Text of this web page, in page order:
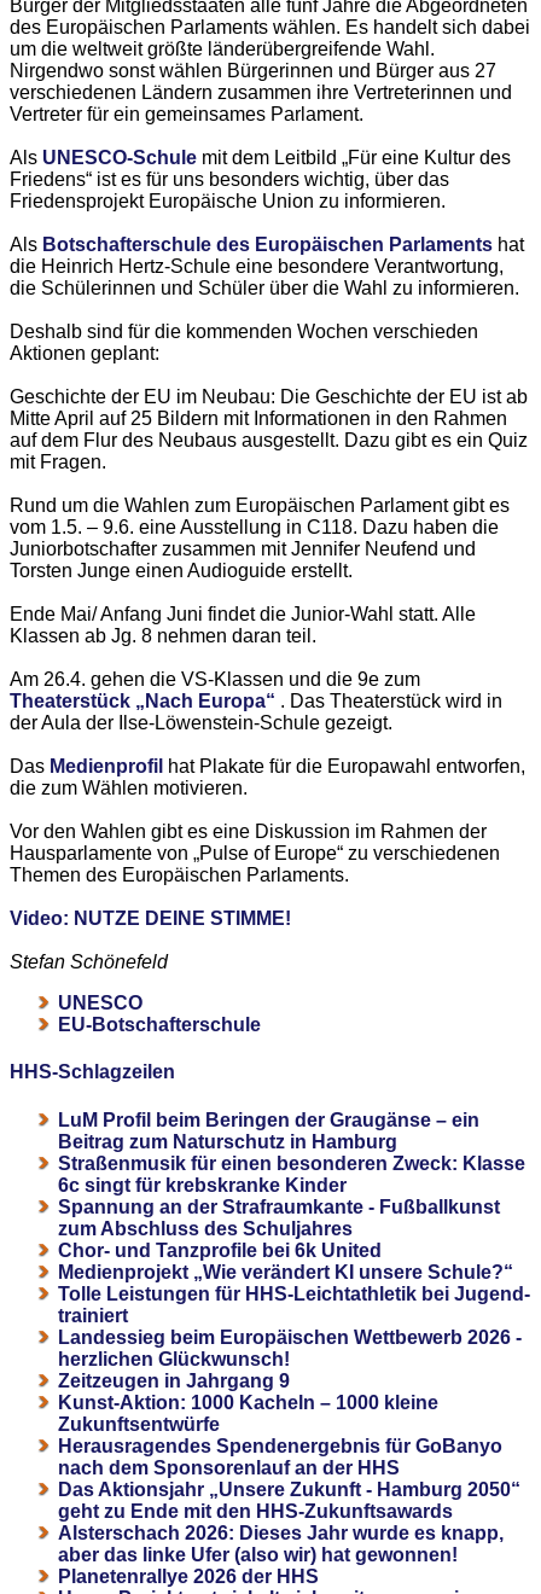
Bürger der Mitgliedsstaaten alle fünf Jahre die Abgeordneten
des Europäischen Parlaments wählen. Es handelt sich dabei
um die weltweit größte länderübergreifende Wahl.
Nirgendwo sonst wählen Bürgerinnen und Bürger aus 27
verschiedenen Ländern zusammen ihre Vertreterinnen und
Vertreter für ein gemeinsames Parlament.
Als UNESCO-Schule mit dem Leitbild „Für eine Kultur des
Friedens“ ist es für uns besonders wichtig, über das
Friedensprojekt Europäische Union zu informieren.
Als Botschafterschule des Europäischen Parlaments hat
die Heinrich Hertz-Schule eine besondere Verantwortung,
die Schülerinnen und Schüler über die Wahl zu informieren.
Deshalb sind für die kommenden Wochen verschieden
Aktionen geplant:
Geschichte der EU im Neubau: Die Geschichte der EU ist ab
Mitte April auf 25 Bildern mit Informationen in den Rahmen
auf dem Flur des Neubaus ausgestellt. Dazu gibt es ein Quiz
mit Fragen.
Rund um die Wahlen zum Europäischen Parlament gibt es
vom 1.5. – 9.6. eine Ausstellung in C118. Dazu haben die
Juniorbotschafter zusammen mit Jennifer Neufend und
Torsten Junge einen Audioguide erstellt.
Ende Mai/ Anfang Juni findet die Junior-Wahl statt. Alle
Klassen ab Jg. 8 nehmen daran teil.
Am 26.4. gehen die VS-Klassen und die 9e zum
Theaterstück „Nach Europa“ . Das Theaterstück wird in
der Aula der Ilse-Löwenstein-Schule gezeigt.
Das Medienprofil hat Plakate für die Europawahl entworfen,
die zum Wählen motivieren.
Vor den Wahlen gibt es eine Diskussion im Rahmen der
Hausparlamente von „Pulse of Europe“ zu verschiedenen
Themen des Europäischen Parlaments.
Video: NUTZE DEINE STIMME!
Stefan Schönefeld
UNESCO
EU-Botschafterschule
HHS-Schlagzeilen
LuM Profil beim Beringen der Graugänse – ein
Beitrag zum Naturschutz in Hamburg
Straßenmusik für einen besonderen Zweck: Klasse
6c singt für krebskranke Kinder
Spannung an der Strafraumkante - Fußballkunst
zum Abschluss des Schuljahres
Chor- und Tanzprofile bei 6k United
Medienprojekt „Wie verändert KI unsere Schule?“
Tolle Leistungen für HHS-Leichtathletik bei Jugend-
trainiert
Landessieg beim Europäischen Wettbewerb 2026 -
herzlichen Glückwunsch!
Zeitzeugen in Jahrgang 9
Kunst-Aktion: 1000 Kacheln – 1000 kleine
Zukunftsentwürfe
Herausragendes Spendenergebnis für GoBanyo
nach dem Sponsorenlauf an der HHS
Das Aktionsjahr „Unsere Zukunft - Hamburg 2050“
geht zu Ende mit den HHS-Zukunftsawards
Alsterschach 2026: Dieses Jahr wurde es knapp,
aber das linke Ufer (also wir) hat gewonnen!
Planetenrallye 2026 der HHS